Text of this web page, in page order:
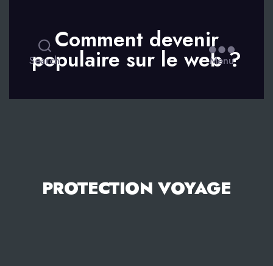
Search
Comment devenir
populaire sur le web ?
Menu
PROTECTION VOYAGE